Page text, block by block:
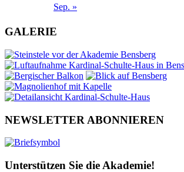
Sep. »
GALERIE
NEWSLETTER ABONNIEREN
Unterstützen Sie die Akademie!